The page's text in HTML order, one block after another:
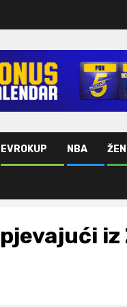
EVROKUP NBA
iz